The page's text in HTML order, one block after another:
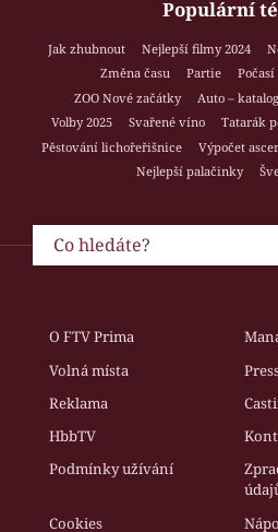
Populární
Jak zhubnout Nejlepší filmy 2024
Změna času
Partie Počasí
ZOO Nové začátky
Auto – katalog
Volby 2025
Svařené víno Tatarák
Pěstování lichořeřišnice
Výpočet
Nejlepší palačinky
O FTV Prima
Volná místa
Reklama
HbbTV
Podmínky užívání
Cookies